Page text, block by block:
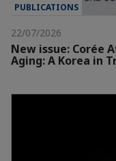
PUBLICATIONS
22/07/2026
New issue: Corée
Aging: A Korea in